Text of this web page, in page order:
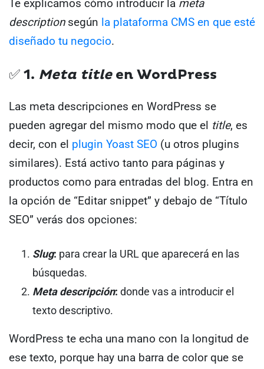
Te explicamos cómo introducir la meta
descriptionsegún la plataforma CMS en que esté
diseñado tu negocio.
✅ 1. Meta titleen WordPress
Las meta descripciones en WordPress se
pueden agregar del mismo modo que el title, es
decir, con el plugin Yoast SEO (u otros plugins
similares). Está activo tanto para páginas y
productos como para entradas del blog. Entra en
la opción de “Editar snippet” y debajo de “Título
SEO” verás dos opciones:
Slug: para crear la URL que aparecerá en las
búsquedas.
Meta descripción: donde vas a introducir el
texto descriptivo.
WordPress te echa una mano con la longitud de
ese texto, porque hay una barra de color que se